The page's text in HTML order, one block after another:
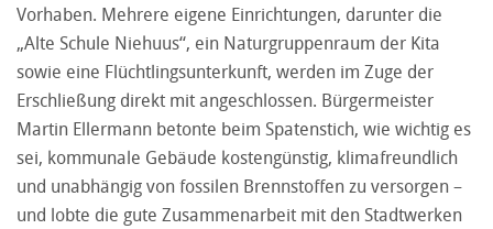
Vorhaben. Mehrere eigene Einrichtungen, darunter die
„Alte Schule Niehuus“, ein Naturgruppenraum der Kita
sowie eine Flüchtlingsunterkunft, werden im Zuge der
Erschließung direkt mit angeschlossen. Bürgermeister
Martin Ellermann betonte beim Spatenstich, wie wichtig es
sei, kommunale Gebäude kostengünstig, klimafreundlich
und unabhängig von fossilen Brennstoffen zu versorgen –
und lobte die gute Zusammenarbeit mit den Stadtwerken